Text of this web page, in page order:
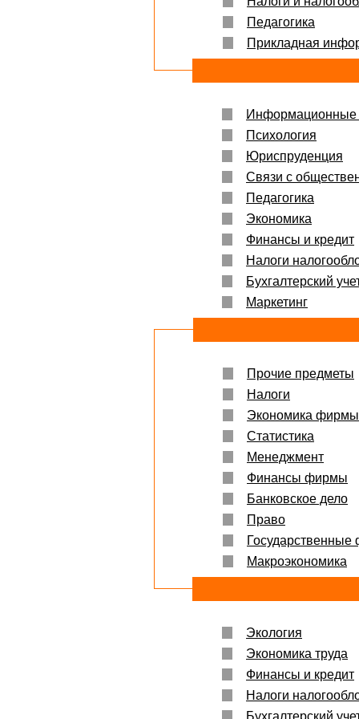
Педагогика
Прикладная
Информационные
Психология
Юриспруденция
Связи с
Педагогика
Экономика
Финансы и кредит
Налоги
Бухгалтерский
Маркетинг
Прочие предметы
Налоги
Экономика фирмы
Статистика
Менеджмент
Финансы фирмы
Банковское дело
Право
Макроэкономика
Экология
Экономика труда
Финансы и кредит
Налоги